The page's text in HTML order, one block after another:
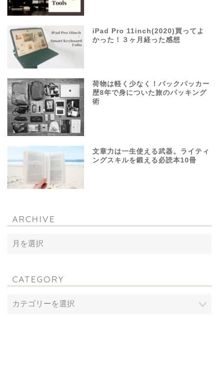
iPad Pro 11inch(2020)買ってよ
かった！３ヶ月経った感想
荷物は軽く少なく！バックパッカー
歴8年で身についた旅のパッキング
術
文章力は一生使える武器。ライティ
ングスキルを鍛える必読本10冊
ARCHIVE
CATEGORY